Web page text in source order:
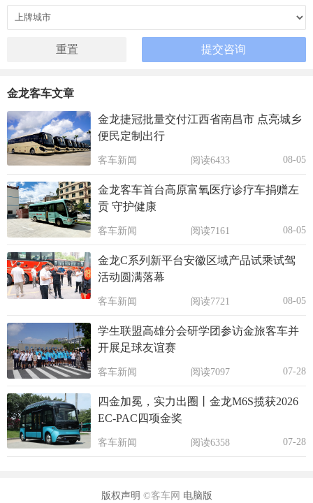
金龙客车文章
金龙捷冠批量交付江西省南昌市 点亮城乡
便民定制出行
客车新闻 阅读6433 08-05
金龙客车首台高原富氧医疗诊疗车捐赠左
贡 守护健康
客车新闻 阅读7161 08-05
金龙C系列新平台安徽区域产品试乘试驾
活动圆满落幕
客车新闻 阅读7721 08-05
学生联盟高雄分会研学团参访金旅客车并
开展足球友谊赛
客车新闻 阅读7097 07-28
四金加冕，实力出圈丨金龙M6S揽获2026
EC-PAC四项金奖
客车新闻 阅读6358 07-28
版权声明 ©客车网 电脑版